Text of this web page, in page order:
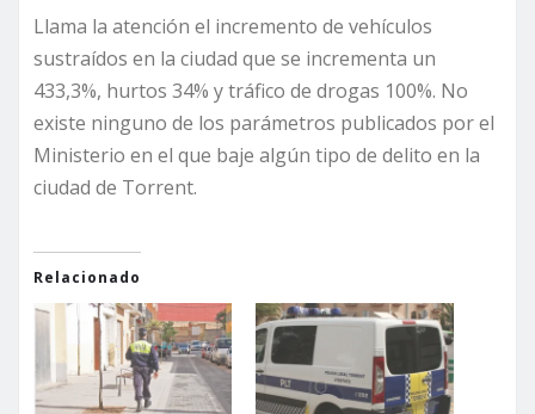
Llama la atención el incremento de vehículos
sustraídos en la ciudad que se incrementa un
433,3%, hurtos 34% y tráfico de drogas 100%. No
existe ninguno de los parámetros publicados por el
Ministerio en el que baje algún tipo de delito en la
ciudad de Torrent.
Relacionado